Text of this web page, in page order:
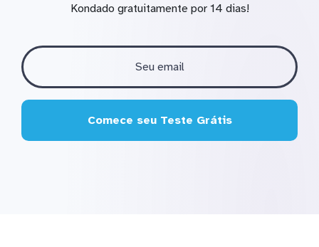
Kondado gratuitamente por 14 dias!
Comece seu Teste Grátis